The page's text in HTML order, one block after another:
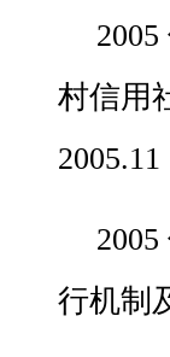
村信用
2005.11
行机制